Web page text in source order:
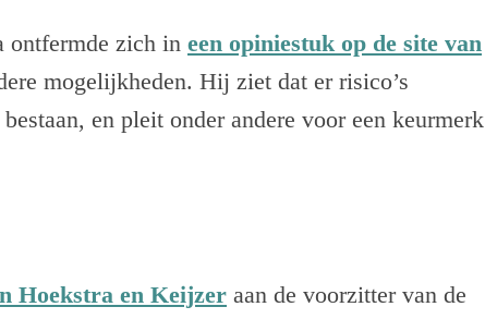
ontfermde zich in een opiniestuk op de site van
mogelijkheden. Hij ziet dat er risico’s
en pleit onder andere voor een keurmerk
Hoekstra en Keijzer aan de voorzitter van de